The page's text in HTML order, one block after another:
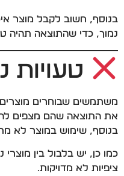
בנוסף, חשוב לקבל מוצר
נמוך, כדי שהתוצאה תהיה
טעויות
משתמשים שבוחרים
את התוצאה שהם מצפים
בנוסף, שימוש במוצר לא
כמו כן, יש בלבול בין מוצרי
ציפיות לא מדויקות.